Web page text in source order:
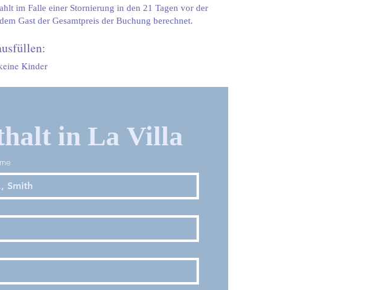
im Falle einer Stornierung in den 21 Tagen vor der
Gast der Gesamtpreis der Buchung berechnet.
Kinder
in La Villa